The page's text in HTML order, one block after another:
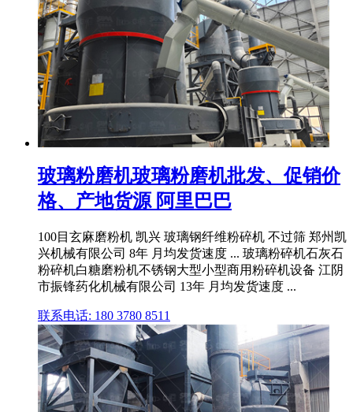
玻璃粉磨机玻璃粉磨机批发、促销价
格、产地货源 阿里巴巴
100目玄麻磨粉机 凯兴 玻璃钢纤维粉碎机 不过筛 郑州凯
兴机械有限公司 8年 月均发货速度 ... 玻璃粉碎机石灰石
粉碎机白糖磨粉机不锈钢大型小型商用粉碎机设备 江阴
市振锋药化机械有限公司 13年 月均发货速度 ...
联系电话: 180 3780 8511